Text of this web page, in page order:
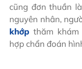
cũng đơn thuần
nguyên nhân,
khớp thăm
hợp chẩn đoán